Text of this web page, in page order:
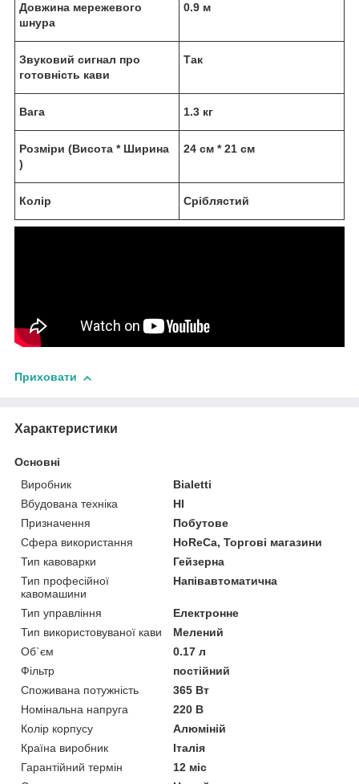
Довжина мережевого
шнура
0.9 м
Звуковий сигнал про
готовність кави
Так
Вага 1.3 кг
Розміри (Висота * Ширина
)
24 см * 21 см
Колір Сріблястий
Приховати
Характеристики
Основні
Виробник
Bialetti
Вбудована техніка
НІ
Призначення
Побутове
Сфера використання
HoReCa, Торгові магазини
Тип кавоварки
Гейзерна
Тип професійної
кавомашини
Напівавтоматична
Тип управління
Електронне
Тип використовуваної кави
Мелений
Об`єм
0.17 л
Фільтр
постійний
Споживана потужність
365 Вт
Номінальна напруга
220 В
Колір корпусу
Алюміній
Країна виробник
Італія
Гарантійний термін
12 міс